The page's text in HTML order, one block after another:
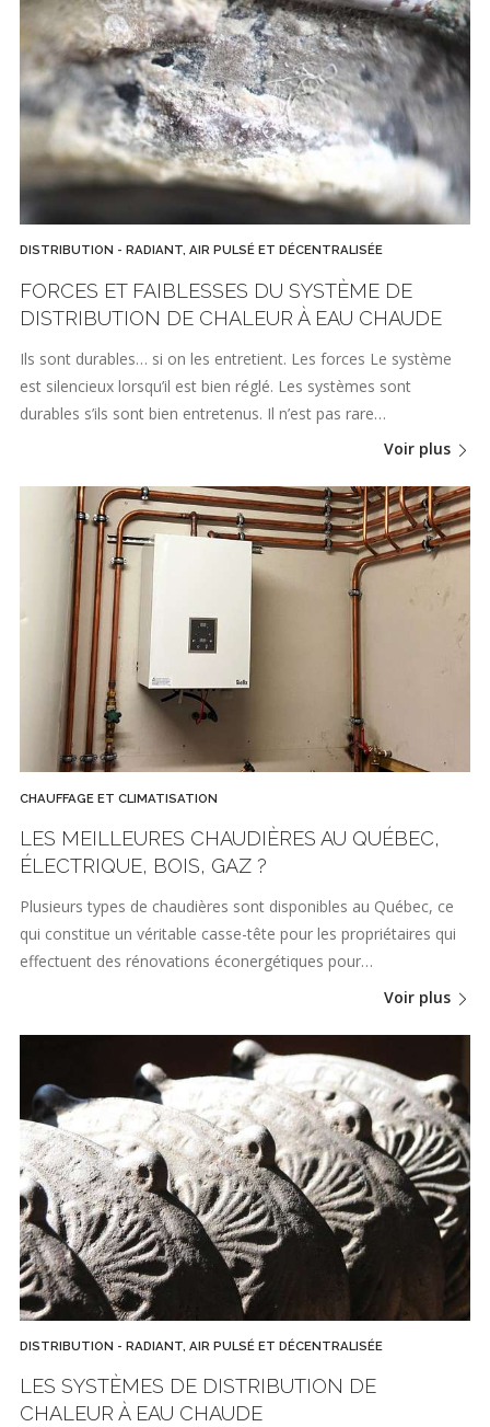
DISTRIBUTION - RADIANT, AIR PULSÉ ET DÉCENTRALISÉE
FORCES ET FAIBLESSES DU SYSTÈME DE
DISTRIBUTION DE CHALEUR À EAU CHAUDE
Ils sont durables… si on les entretient. Les forces Le système
est silencieux lorsqu’il est bien réglé. Les systèmes sont
durables s’ils sont bien entretenus. Il n’est pas rare…
Voir plus
CHAUFFAGE ET CLIMATISATION
LES MEILLEURES CHAUDIÈRES AU QUÉBEC,
ÉLECTRIQUE, BOIS, GAZ ?
Plusieurs types de chaudières sont disponibles au Québec, ce
qui constitue un véritable casse-tête pour les propriétaires qui
effectuent des rénovations éconergétiques pour…
Voir plus
DISTRIBUTION - RADIANT, AIR PULSÉ ET DÉCENTRALISÉE
LES SYSTÈMES DE DISTRIBUTION DE
CHALEUR À EAU CHAUDE